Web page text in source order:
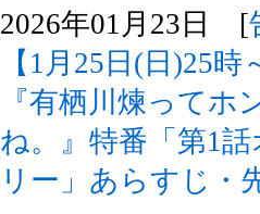
2026年01月23日 [
【1月25日(日)25
『有栖川煉ってホ
ね。』特番「第1
リー」あらすじ・